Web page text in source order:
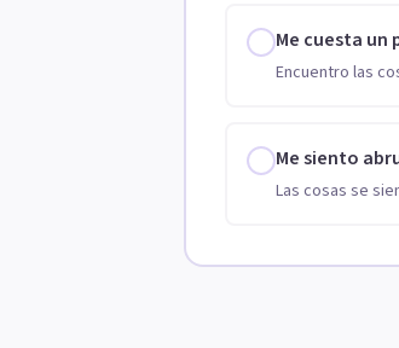
Me cuesta un
Encuentro las
Me siento
Las cosas se